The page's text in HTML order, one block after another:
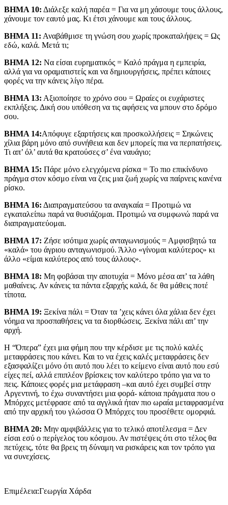
ΒΗΜΑ 10: Διάλεξε καλή παρέα = Για να μη χάσουμε τους άλλους,
χάνουμε τον εαυτό μας. Κι έτσι χάνουμε και τους άλλους.
ΒΗΜΑ 11: Αναβάθμισε τη γνώση σου χωρίς προκαταλήψεις = Ως
εδώ, καλά. Μετά τι;
ΒΗΜΑ 12: Να είσαι ευρηματικός = Καλό πράγμα η εμπειρία,
αλλά για να οραματιστείς και να δημιουργήσεις, πρέπει κάποιες
φορές να την κάνεις λίγο πέρα.
ΒΗΜΑ 13: Αξιοποίησε το χρόνο σου = Ωραίες οι ευχάριστες
εκπλήξεις. Δική σου υπόθεση να τις αφήσεις να μπουν στο δρόμο
σου.
ΒΗΜΑ 14:Απόφυγε εξαρτήσεις και προσκολλήσεις = Σηκώνεις
χίλια βάρη μόνο από συνήθεια και δεν μπορείς πια να περπατήσεις.
Τι απ’ όλ’ αυτά θα κρατούσες σ’ ένα ναυάγιο;
ΒΗΜΑ 15: Πάρε μόνο ελεγχόμενα ρίσκα = Το πιο επικίνδυνο
πράγμα στον κόσμο είναι να ζεις μια ζωή χωρίς να παίρνεις κανένα
ρίσκο.
ΒΗΜΑ 16: Διαπραγματεύσου τα αναγκαία = Προτιμώ να
εγκαταλείπω παρά να θυσιάζομαι. Προτιμώ να συμφωνώ παρά να
διαπραγματεύομαι.
ΒΗΜΑ 17: Ζήσε ισότιμα χωρίς ανταγωνισμούς = Αμφισβητώ τα
«καλά» του άγριου ανταγωνισμού. Άλλο «γίνομαι καλύτερος» κι
άλλο «είμαι καλύτερος από τους άλλους».
ΒΗΜΑ 18: Μη φοβάσαι την αποτυχία = Μόνο μέσα απ’ τα λάθη
μαθαίνεις. Αν κάνεις τα πάντα εξαρχής καλά, δε θα μάθεις ποτέ
τίποτα.
ΒΗΜΑ 19: Ξεκίνα πάλι = Όταν τα ’χεις κάνει όλα χάλια δεν έχει
νόημα να προσπαθήσεις να τα διορθώσεις. Ξεκίνα πάλι απ’ την
αρχή.
Η “Όπερα” έχει μια φήμη που την κέρδισε με τις πολύ καλές
μεταφράσεις που κάνει. Και το να έχεις καλές μεταφράσεις δεν
εξασφαλίζει μόνο ότι αυτό που λέει το κείμενο είναι αυτό που εσύ
είχες πεί, αλλά επιπλέον βρίσκεις τον καλύτερο τρόπο για να το
πεις. Κάποιες φορές μια μετάφραση –και αυτό έχει συμβεί στην
Αργεντινή, το έχω συναντήσει μια φορά- κάποια πράγματα που ο
Μπόρχες μετέφρασε από τα αγγλικά ήταν πιο ωραία μεταφρασμένα
από την αρχική του γλώσσα Ο Μπόρχες του προσέθετε ομορφιά.
ΒΗΜΑ 20: Μην αμφιβάλλεις για το τελικό αποτέλεσμα = Δεν
είσαι εσύ ο περίγελος του κόσμου. Αν πιστέψεις ότι στο τέλος θα
πετύχεις, τότε θα βρεις τη δύναμη να ρισκάρεις και τον τρόπο για
να συνεχίσεις.
Επιμέλεια:Γεωργία Χάρδα